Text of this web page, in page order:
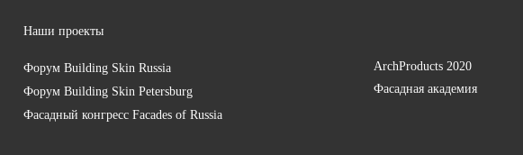
Наши проекты
ФорумBuilding Skin Russia
ФорумBuilding Skin Petersburg
Фасадный конгрессFacades of Russia
ArchProducts 2020
Фасадная академия